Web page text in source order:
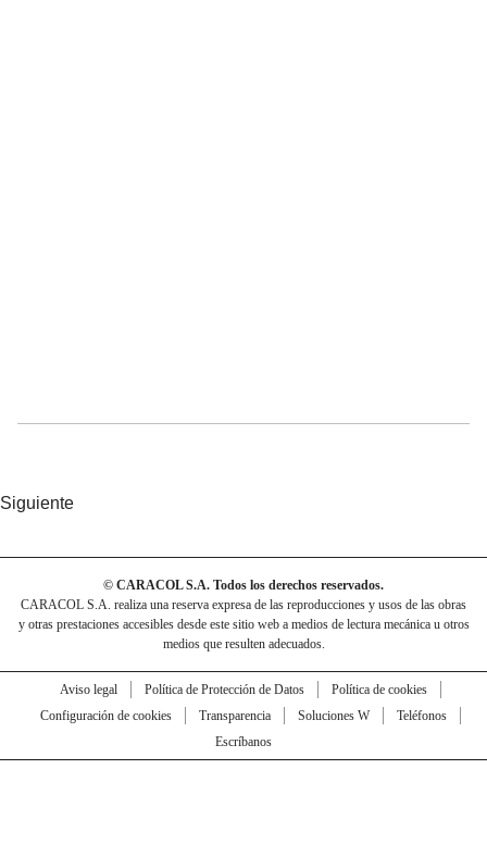
Siguiente
© CARACOL S.A. Todos los derechos reservados.
CARACOL S.A. realiza una reserva expresa de las reproducciones y usos de las obras
y otras prestaciones accesibles desde este sitio web a medios de lectura mecánica u otros
medios que resulten adecuados.
Aviso legal Política de Protección de Datos
Política de cookies
Configuración de cookies
Transparencia Soluciones W
Teléfonos
Escríbanos